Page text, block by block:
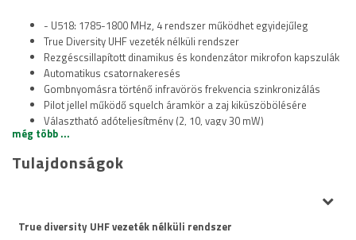
- U518: 1785-1800 MHz, 4 rendszer működhet egyidejűleg
True Diversity UHF vezeték nélküli rendszer
Rezgéscsillapított dinamikus és kondenzátor mikrofon kapszulák
Automatikus csatornakeresés
Gombnyomásra történő infravörös frekvencia szinkronizálás
Pilot jellel működő squelch áramkör a zaj kiküszöbölésére
Választható adóteljesítmény (2, 10, vagy 30 mW)
Masszív készülékház
Kontrasztos OLED kijelző
még több ...
Tulajdonságok
True diversity UHF vezeték nélküli rendszer